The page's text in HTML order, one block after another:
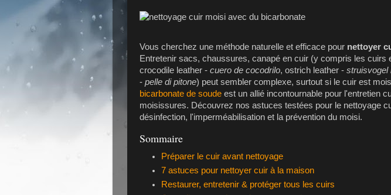
Vous cherchez une méthode naturelle et efficace pour nettoyer
Entretenir sacs, chaussures, canapé en cuir (y compris les cuirs
crocodile leather - cuero de cocodrilo, ostrich leather - struisvogel
- pelle di pitone) peut sembler complexe, surtout si le cuir est
bicarbonate de soude est un allié incontournable pour l'entretien
moisissures. Découvrez nos astuces testées pour le nettoyage
désinfection, l'imperméabilisation et la prévention du moisi.
Sommaire
Préparer le cuir avant nettoyage
7 astuces pour nettoyer cuir à la maison
Restaurer, entretenir & protéger tous les cuirs